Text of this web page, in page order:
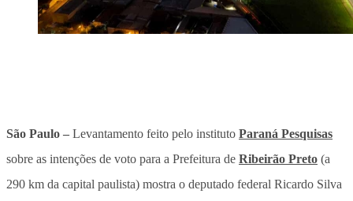
São Paulo – Levantamento feito pelo instituto Paraná Pesquisas
sobre as intenções de voto para a Prefeitura de Ribeirão Preto (a
290 km da capital paulista) mostra o deputado federal Ricardo Silva